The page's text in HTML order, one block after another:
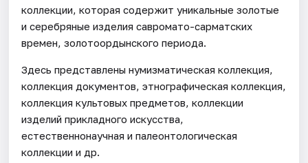
коллекции, которая содержит уникальные золотые
и серебряные изделия савромато-сарматских
времен, золотоордынского периода.
Здесь представлены нумизматическая коллекция,
коллекция документов, этнографическая коллекция,
коллекция культовых предметов, коллекции
изделий прикладного искусства,
естественнонаучная и палеонтологическая
коллекции и др.